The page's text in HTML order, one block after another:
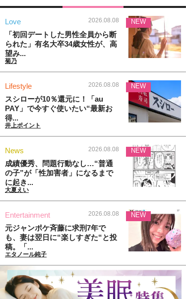
Love 2026.08.08
「初回デートした男性全員から断
られた」有名大卒34歳女性が、高
望み...
菊乃
NEW
Lifestyle 2026.08.08
スシローが10％還元に！「au
PAY」で今すぐ使いたい“最新お
得...
井上ポイント
NEW
News 2026.08.08
成績優秀、問題行動なし…“普通
の子”が「性加害者」になるまで
に起き...
大夏えい
NEW
Entertainment 2026.08.08
元ジャンポケ斉藤に求刑7年で
も、妻は翌日に“楽しすぎた“と投
稿。「...
エタノール純子
NEW